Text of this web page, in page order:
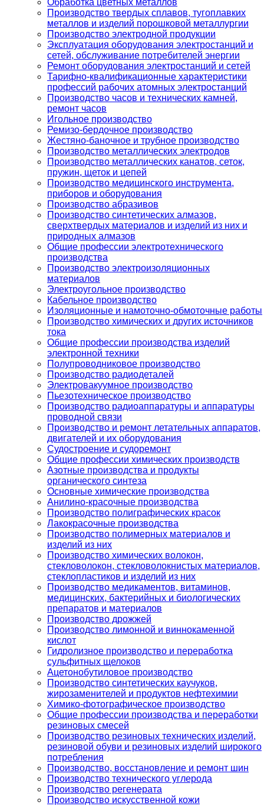
Обработка цветных металлов
Производство твердых сплавов, тугоплавких
металлов и изделий порошковой металлургии
Производство электродной продукции
Эксплуатация оборудования электростанций и
сетей, обслуживание потребителей энергии
Ремонт оборудования электростанций и сетей
Тарифно-квалификационные характеристики
профессий рабочих атомных электростанций
Производство часов и технических камней,
ремонт часов
Игольное производство
Ремизо-бердочное производство
Жестяно-баночное и трубное производство
Производство металлических электродов
Производство металлических канатов, сеток,
пружин, щеток и цепей
Производство медицинского инструмента,
приборов и оборудования
Производство абразивов
Производство синтетических алмазов,
сверхтвердых материалов и изделий из них и
природных алмазов
Общие профессии электротехнического
производства
Производство электроизоляционных
материалов
Электроугольное производство
Кабельное производство
Изоляционные и намоточно-обмоточные работы
Производство химических и других источников
тока
Общие профессии производства изделий
электронной техники
Полупроводниковое производство
Производство радиодеталей
Электровакуумное производство
Пьезотехническое производство
Производство радиоаппаратуры и аппаратуры
проводной связи
Производство и ремонт летательных аппаратов,
двигателей и их оборудования
Судостроение и судоремонт
Общие профессии химических производств
Азотные производства и продукты
органического синтеза
Основные химические производства
Анилино-красочные производства
Производство полиграфических красок
Лакокрасочные производства
Производство полимерных материалов и
изделий из них
Производство химических волокон,
стекловолокон, стекловолокнистых материалов,
стеклопластиков и изделий из них
Производство медикаментов, витаминов,
медицинских, бактерийных и биологических
препаратов и материалов
Производство дрожжей
Производство лимонной и виннокаменной
кислот
Гидролизное производство и переработка
сульфитных щелоков
Ацетонобутиловое производство
Производство синтетических каучуков,
жирозаменителей и продуктов нефтехимии
Химико-фотографическое производство
Общие профессии производства и переработки
резиновых смесей
Производство резиновых технических изделий,
резиновой обуви и резиновых изделий широкого
потребления
Производство, восстановление и ремонт шин
Производство технического углерода
Производство регенерата
Производство искусственной кожи